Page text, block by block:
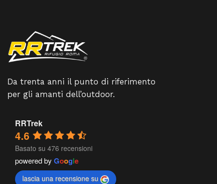
Da trenta anni il punto di riferimento
per gli amanti dell’outdoor.
RRTrek
4.6
Basato su 476 recensioni
powered by Google
lascia una recensione su